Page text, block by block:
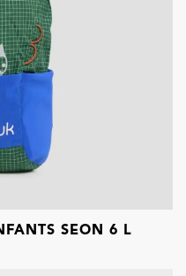
SEON 6 L